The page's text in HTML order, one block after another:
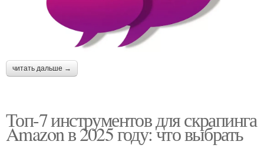
читать дальше →
Топ-7 инструментов для скрапинга
Amazon в 2025 году: что выбрать